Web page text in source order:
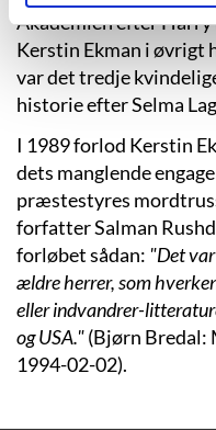
Akademien efter
Kerstin Ekman i
var det tredje
historie efter Selma
I 1989 forlod Kerstin
dets manglende
præstestyres
forfatter Salman
forløbet sådan: "Det
ældre herrer, som
eller indvandrer-
og USA."(Bjørn Bredal:
1994-02-02).